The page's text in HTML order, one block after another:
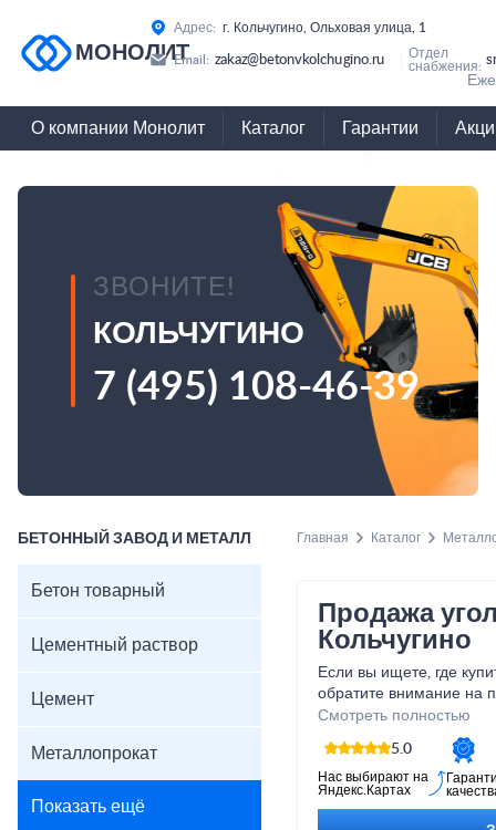
МОНОЛИТ
Адрес: г. Кольчугино, Ольховая улица, 1
Email: zakaz@betonvkolchugino.ru
Отдел
снабжения:
О компании Монолит Каталог Гарантии
ЗВОНИТЕ!
КОЛЬЧУГИНО
7 (495) 108-46-39
БЕТОННЫЙ ЗАВОД И МЕТАЛЛ
Бетон товарный
Цементный раствор
Цемент
Металлопрокат
Показать ещё
Главная Каталог
Продажа
Кольчугино
Если вы ищете, где
обратите внимание на
Монолит. В удобном
представлен широкий
металлических,
промышленности. Наша
металлические
Смотреть полностью
5.0
Нас выбирают на
Яндекс.Картах